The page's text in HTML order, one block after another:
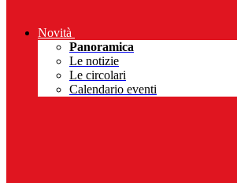
Novità
Panoramica
Le notizie
Le circolari
Calendario eventi